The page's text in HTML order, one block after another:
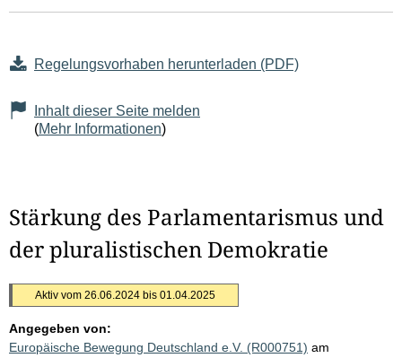
Regelungsvorhaben herunterladen (PDF)
Inhalt dieser Seite melden
(Mehr Informationen)
Stärkung des Parlamentarismus und
der pluralistischen Demokratie
Aktiv vom 26.06.2024 bis 01.04.2025
Angegeben von:
Europäische Bewegung Deutschland e.V. (R000751) am